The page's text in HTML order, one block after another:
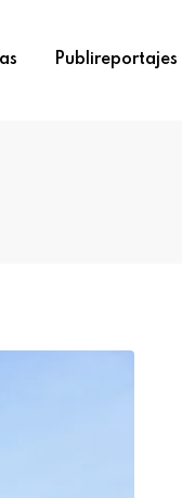
Publireportajes